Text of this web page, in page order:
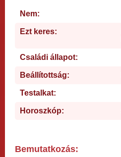
Nem:
Ezt keres:
Családi állapot:
Beállítottság:
Testalkat:
Horoszkóp:
Bemutatkozás: